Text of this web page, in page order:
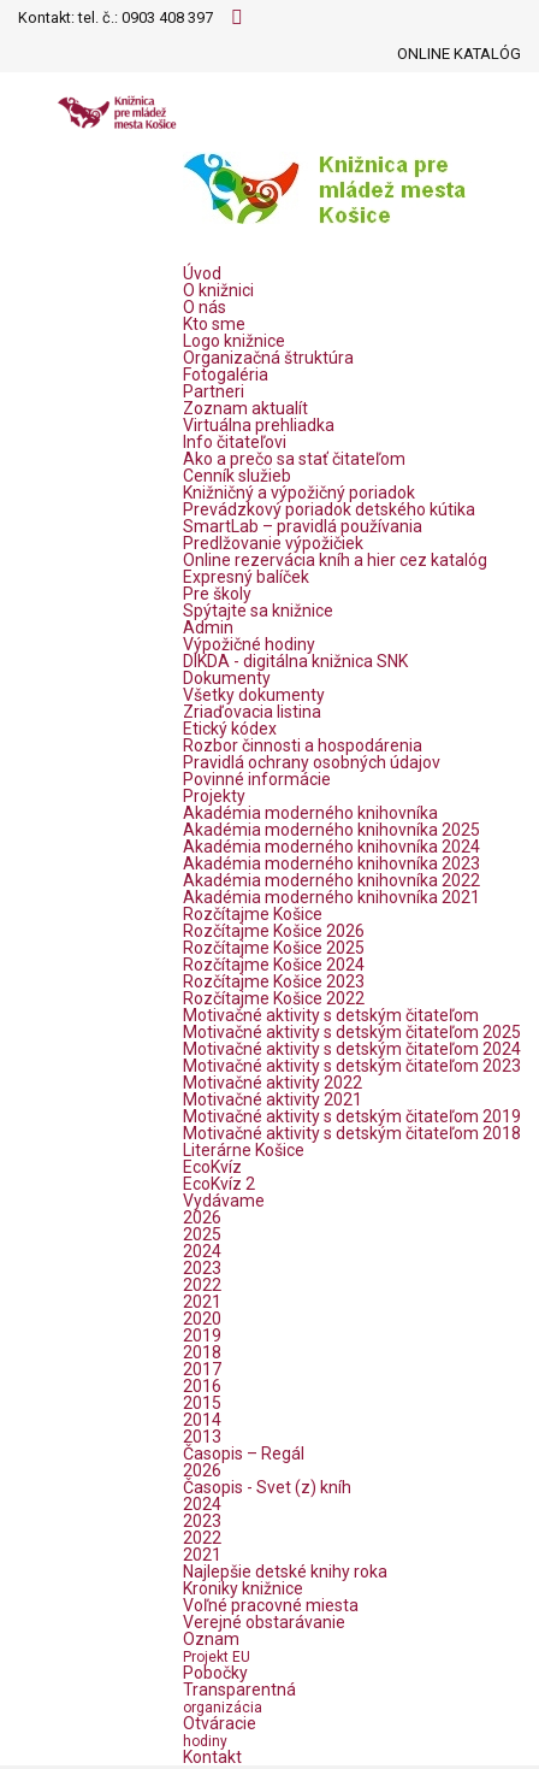
Kontakt: tel. č.: 0903 408 397
ONLINE KATALÓG
Úvod
O knižnici
O nás
Kto sme
Logo knižnice
Organizačná štruktúra
Fotogaléria
Partneri
Zoznam aktualít
Virtuálna prehliadka
Info čitateľovi
Ako a prečo sa stať čitateľom
Cenník služieb
Knižničný a výpožičný poriadok
Prevádzkový poriadok detského kútika
SmartLab – pravidlá používania
Predlžovanie výpožičiek
Online rezervácia kníh a hier cez katalóg
Expresný balíček
Pre školy
Spýtajte sa knižnice
Admin
Výpožičné hodiny
DIKDA - digitálna knižnica SNK
Dokumenty
Všetky dokumenty
Zriaďovacia listina
Etický kódex
Rozbor činnosti a hospodárenia
Pravidlá ochrany osobných údajov
Povinné informácie
Projekty
Akadémia moderného knihovníka
Akadémia moderného knihovníka 2025
Akadémia moderného knihovníka 2024
Akadémia moderného knihovníka 2023
Akadémia moderného knihovníka 2022
Akadémia moderného knihovníka 2021
Rozčítajme Košice
Rozčítajme Košice 2026
Rozčítajme Košice 2025
Rozčítajme Košice 2024
Rozčítajme Košice 2023
Rozčítajme Košice 2022
Motivačné aktivity s detským čitateľom
Motivačné aktivity s detským čitateľom 2025
Motivačné aktivity s detským čitateľom 2024
Motivačné aktivity s detským čitateľom 2023
Motivačné aktivity 2022
Motivačné aktivity 2021
Motivačné aktivity s detským čitateľom 2019
Motivačné aktivity s detským čitateľom 2018
Literárne Košice
EcoKvíz
EcoKvíz 2
Vydávame
2026
2025
2024
2023
2022
2021
2020
2019
2018
2017
2016
2015
2014
2013
Časopis – Regál
2026
Časopis - Svet (z) kníh
2024
2023
2022
2021
Najlepšie detské knihy roka
Kroniky knižnice
Voľné pracovné miesta
Verejné obstarávanie
Oznam
Projekt EU
Pobočky
Transparentná
organizácia
Otváracie
hodiny
Kontakt